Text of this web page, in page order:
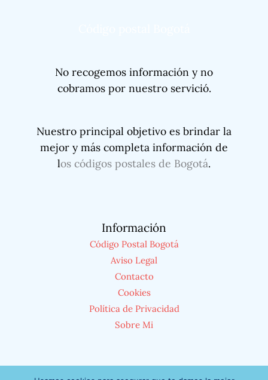
No recogemos información y no
cobramos por nuestro servició.
Nuestro principal objetivo es brindar la
mejor y más completa información de
los códigos postales de Bogotá.
Información
Código Postal Bogotá
Aviso Legal
Contacto
Cookies
Política de Privacidad
Sobre Mi